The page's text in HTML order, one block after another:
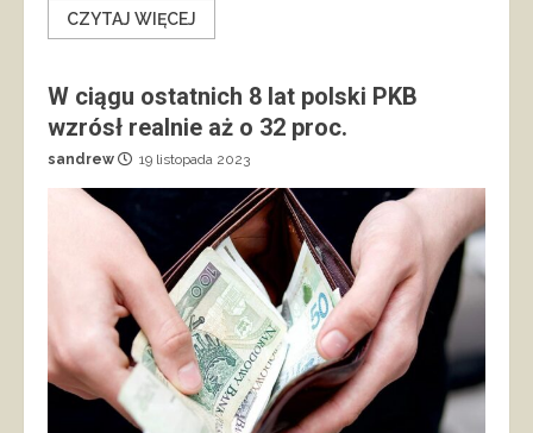
CZYTAJ WIĘCEJ
W ciągu ostatnich 8 lat polski PKB
wzrósł realnie aż o 32 proc.
sandrew 19 listopada 2023